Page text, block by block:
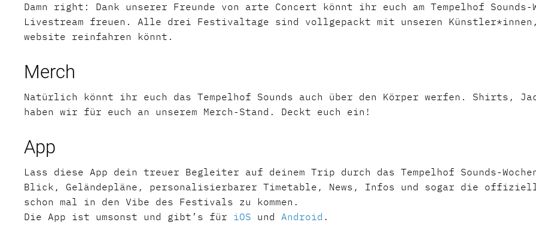
Damn right: Dank unserer Freunde von arte Concert könnt ihr euch am Tempelhof Sounds-
Livestream freuen. Alle drei Festivaltage sind vollgepackt mit unseren
website reinfahren könnt.
Merch
Natürlich könnt ihr euch das Tempelhof Sounds auch über den Körper werfen. Shirts,
haben wir für euch an unserem Merch-Stand. Deckt euch ein!
App
Lass diese App dein treuer Begleiter auf deinem Trip durch das Tempelhof Sounds-
Blick, Geländepläne, personalisierbarer Timetable, News, Infos und sogar die
schon mal in den Vibe des Festivals zu kommen.
Die App ist umsonst und gibt’s für iOS und Android .